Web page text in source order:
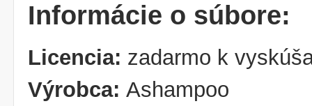
Informácie o súbore:
Licencia: zadarmo k
Výrobca: Ashampoo